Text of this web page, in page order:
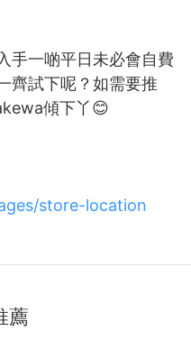
手一啲平日未必會自費
齊試下呢？如需要推
傾下丫😊
store-location
薦